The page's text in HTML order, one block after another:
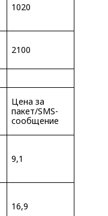
1020
2100
Цена за
пакет/SMS-
сообщение
9,1
16,9